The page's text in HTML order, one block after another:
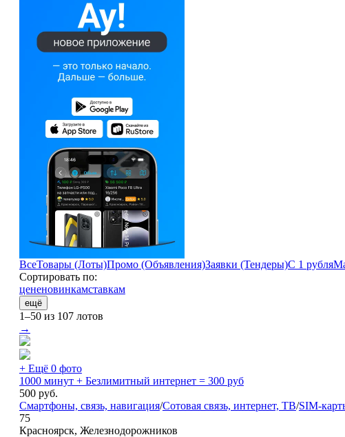
ВсеТовары (Лоты)Промо (Объявления)Заявки (Тендеры)С 1 рубля
Сортировать по:
цененовинкамставкам
ещё
1–50 из 107 лотов
→
+ Ещё 0 фото
1000 минут + Безлимитный интернет = 300 руб
500 руб.
Смартфоны, связь, навигация/Сотовая связь, интернет, ТВ/SIM-
75
Красноярск, Железнодорожников